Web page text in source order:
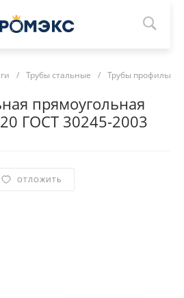
/ Трубы стальные / Трубы
прямоугольная
ГОСТ 30245-2003
ОТЛОЖИТЬ